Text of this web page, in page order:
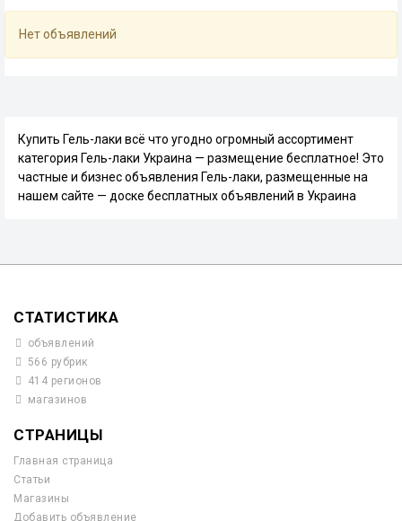
Нет объявлений
Купить Гель-лаки всё что угодно огромный ассортимент
категория Гель-лаки Украина — размещение бесплатное! Это
частные и бизнес объявления Гель-лаки, размещенные на
нашем сайте — доске бесплатных объявлений в Украина
СТАТИСТИКА
объявлений
566 рубрик
414 регионов
магазинов
СТРАНИЦЫ
Главная страница
Статьи
Магазины
Добавить объявление